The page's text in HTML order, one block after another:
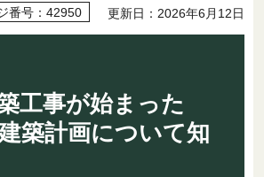
番号：42950 更新日：2026年6月12日
工事が始まった
築計画について知